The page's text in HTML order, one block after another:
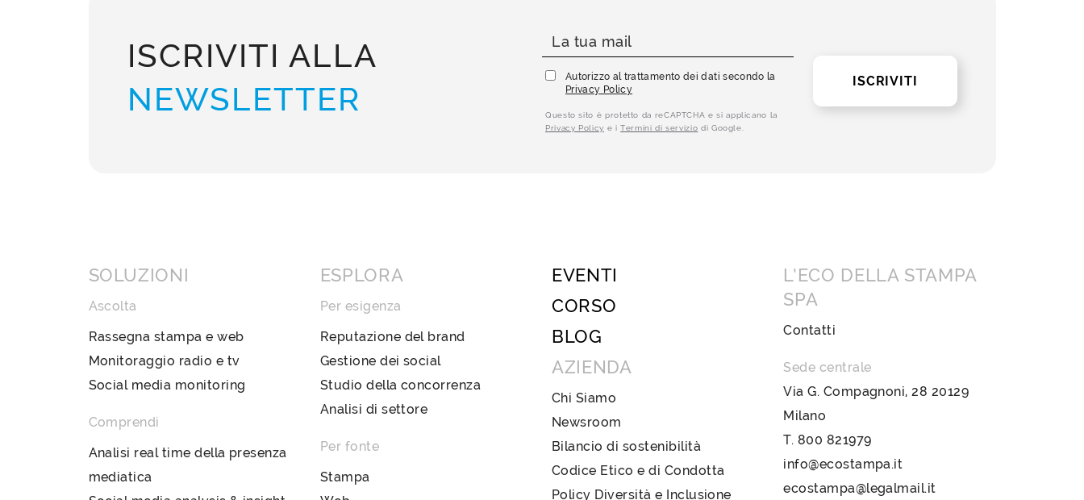
ISCRIVITI ALLA
NEWSLETTER
Autorizzo al trattamento dei dati secondo la
Privacy Policy
Questo sito è protetto da reCAPTCHA e si applicano la
Privacy Policy e iTermini di servizio di Google.
ISCRIVITI
SOLUZIONI
Ascolta
Rassegna stampa e web
Monitoraggio radio e tv
Social media monitoring
Comprendi
Analisi real time della presenza
mediatica
ESPLORA
Per esigenza
Reputazione del brand
Gestione dei social
Studio della concorrenza
Analisi di settore
Per fonte
Stampa
EVENTI
CORSO
BLOG
AZIENDA
Chi Siamo
Newsroom
Bilancio di sostenibilità
Codice Etico e di Condotta
Policy Diversità e Inclusione
L’ECO DELLA STAMPA
SPA
Contatti
Sede centrale
Via G. Compagnoni, 28 20129
Milano
T. 800 821979
info@ecostampa.it
ecostampa@legalmail.it